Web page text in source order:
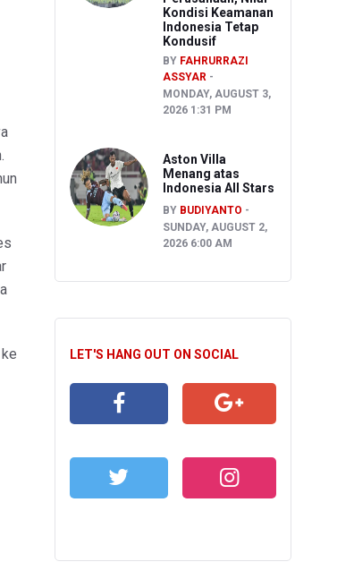
Kondisi Keamanan
Indonesia Tetap
Kondusif
BY FAHRURRAZI
ASSYAR
MONDAY, AUGUST 3,
2026 1:31 PM
Aston Villa
Menang atas
Indonesia All Stars
BY BUDIYANTO
SUNDAY, AUGUST 2,
2026 6:00 AM
LET'S HANG OUT ON SOCIAL